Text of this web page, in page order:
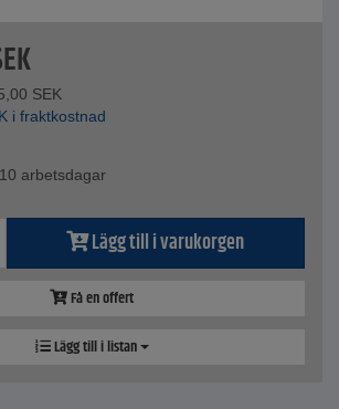
SEK
i fraktkostnad
arbetsdagar
Lägg till i varukorgen
Få en offert
Lägg till i listan